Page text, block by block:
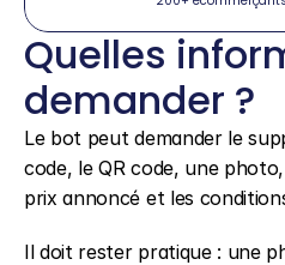
Quelles
demander ?
Le bot peut demander le
code, le QR code, une
prix annoncé et les
Il doit rester pratique : une